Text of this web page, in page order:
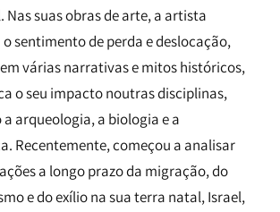
Nas suas obras de arte, a artista
sentimento de perda e deslocação,
várias narrativas e mitos históricos,
o seu impacto noutras disciplinas,
arqueologia, a biologia e a
Recentemente, começou a analisar
a longo prazo da migração, do
e do exílio na sua terra natal, Israel,